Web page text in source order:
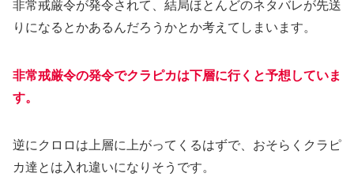
非常戒厳令が発令されて、結局ほとんどのネタバレが先送
りになるとかあるんだろうかとか考えてしまいます。
非常戒厳令の発令でクラピカは下層に行くと予想していま
す。
逆にクロロは上層に上がってくるはずで、おそらくクラピ
カ達とは入れ違いになりそうです。